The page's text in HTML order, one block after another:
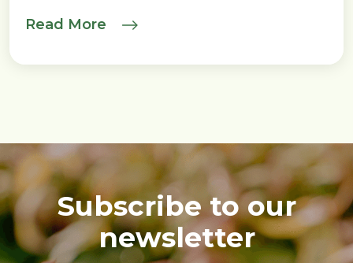
Read More
Subscribe to our
newsletter